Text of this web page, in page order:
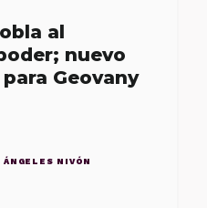
al
nuevo
Geovany
NIVÓN